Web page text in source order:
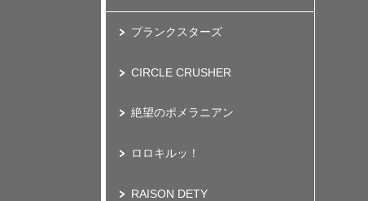
プランクスターズ
CIRCLE CRUSHER
絶望のポメラニアン
ロロキルッ！
RAISON DETY